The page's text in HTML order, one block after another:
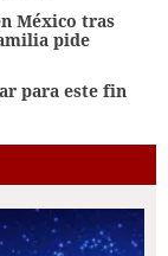
México tras
pide
para este fin